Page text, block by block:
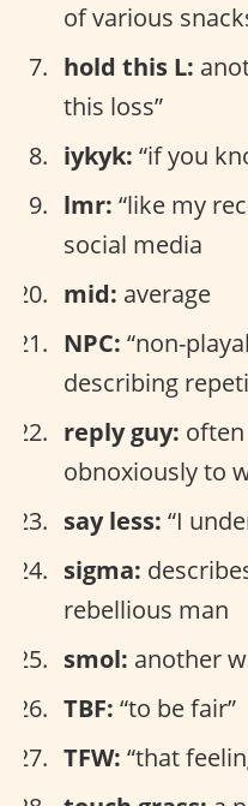
of various
hold this L:
this loss”
iykyk: “if you
lmr: “like my
social media
mid: average
NPC: “non-
describing
reply guy:
obnoxiously to
say less: “I
sigma:
rebellious man
smol: another
TBF: “to be fair”
TFW: “that